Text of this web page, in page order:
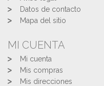
Datos de contacto
Mapa del sitio
MI CUENTA
Mi cuenta
Mis compras
Mis direcciones